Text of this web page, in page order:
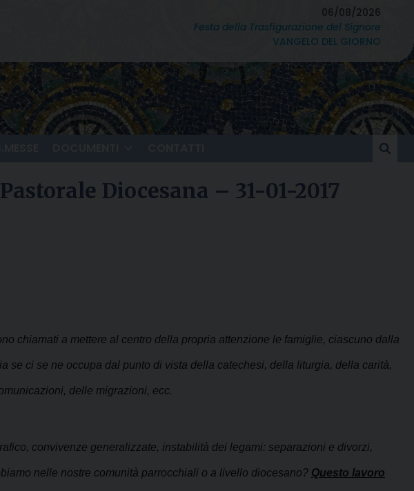
06/08/2026
Festa della Trasfigurazione del Signore
VANGELO DEL GIORNO
Diocesana – 31-01-2017
chiamati a mettere al centro della propria attenzione le famiglie, ciascuno dalla
se ci se ne occupa dal punto di vista della catechesi, della liturgia, della carità,
delle migrazioni, ecc.
convivenze generalizzate, instabilità dei legami: separazioni e divorzi,
nelle nostre comunità parrocchiali o a livello diocesano? Questo lavoro